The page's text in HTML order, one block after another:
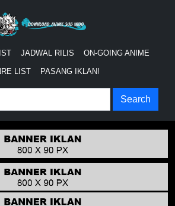
JADWAL RILIS ON-GOING ANIME
LIST PASANG IKLAN!
Search